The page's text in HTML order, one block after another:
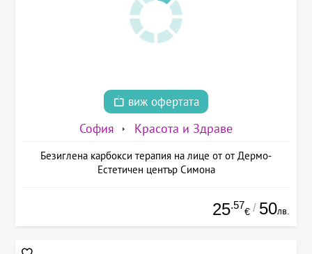
виж офертата
София Красота и Здраве
Безиглена карбокси терапия на лице от от Дермо-
Естетичен център Симона
25.57
€ / 50лв.